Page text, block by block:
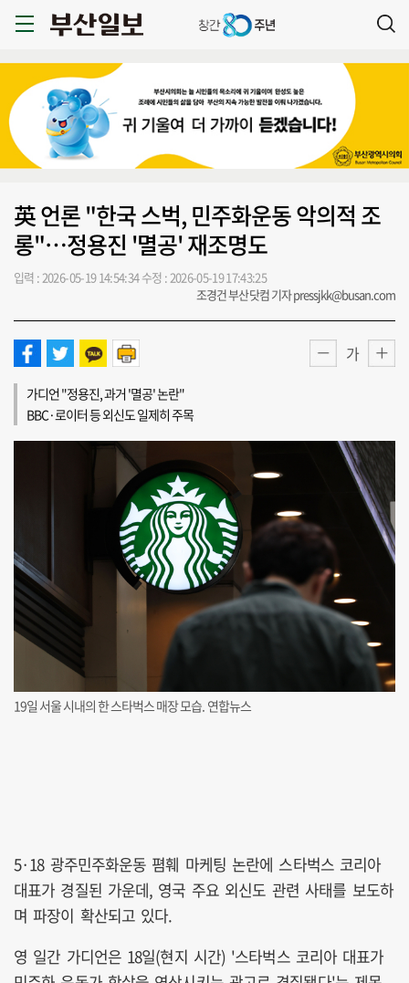
英 언론 "한국 스벅, 민주화운동 악의적 조
롱"…정용진 '멸공' 재조명도
입력 : 2026-05-19 14:54:34수정 : 2026-05-19 17:43:25
조경건 부산닷컴 기자 pressjkk@busan.com
가
가디언 "정용진, 과거 '멸공' 논란"
BBC·로이터 등 외신도 일제히 주목
19일 서울 시내의 한 스타벅스 매장 모습. 연합뉴스
5·18 광주민주화운동 폄훼 마케팅 논란에 스타벅스 코리아
대표가 경질된 가운데, 영국 주요 외신도 관련 사태를 보도하
며 파장이 확산되고 있다.
영 일간 가디언은 18일(현지 시간) '스타벅스 코리아 대표가